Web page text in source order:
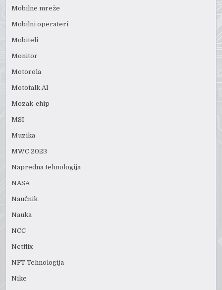
Mobilne mreže
Mobilni operateri
Mobiteli
Monitor
Motorola
Mototalk AI
Mozak-chip
MSI
Muzika
MWC 2023
Napredna tehnologija
NASA
Naučnik
Nauka
NCC
Netflix
NFT Tehnologija
Nike